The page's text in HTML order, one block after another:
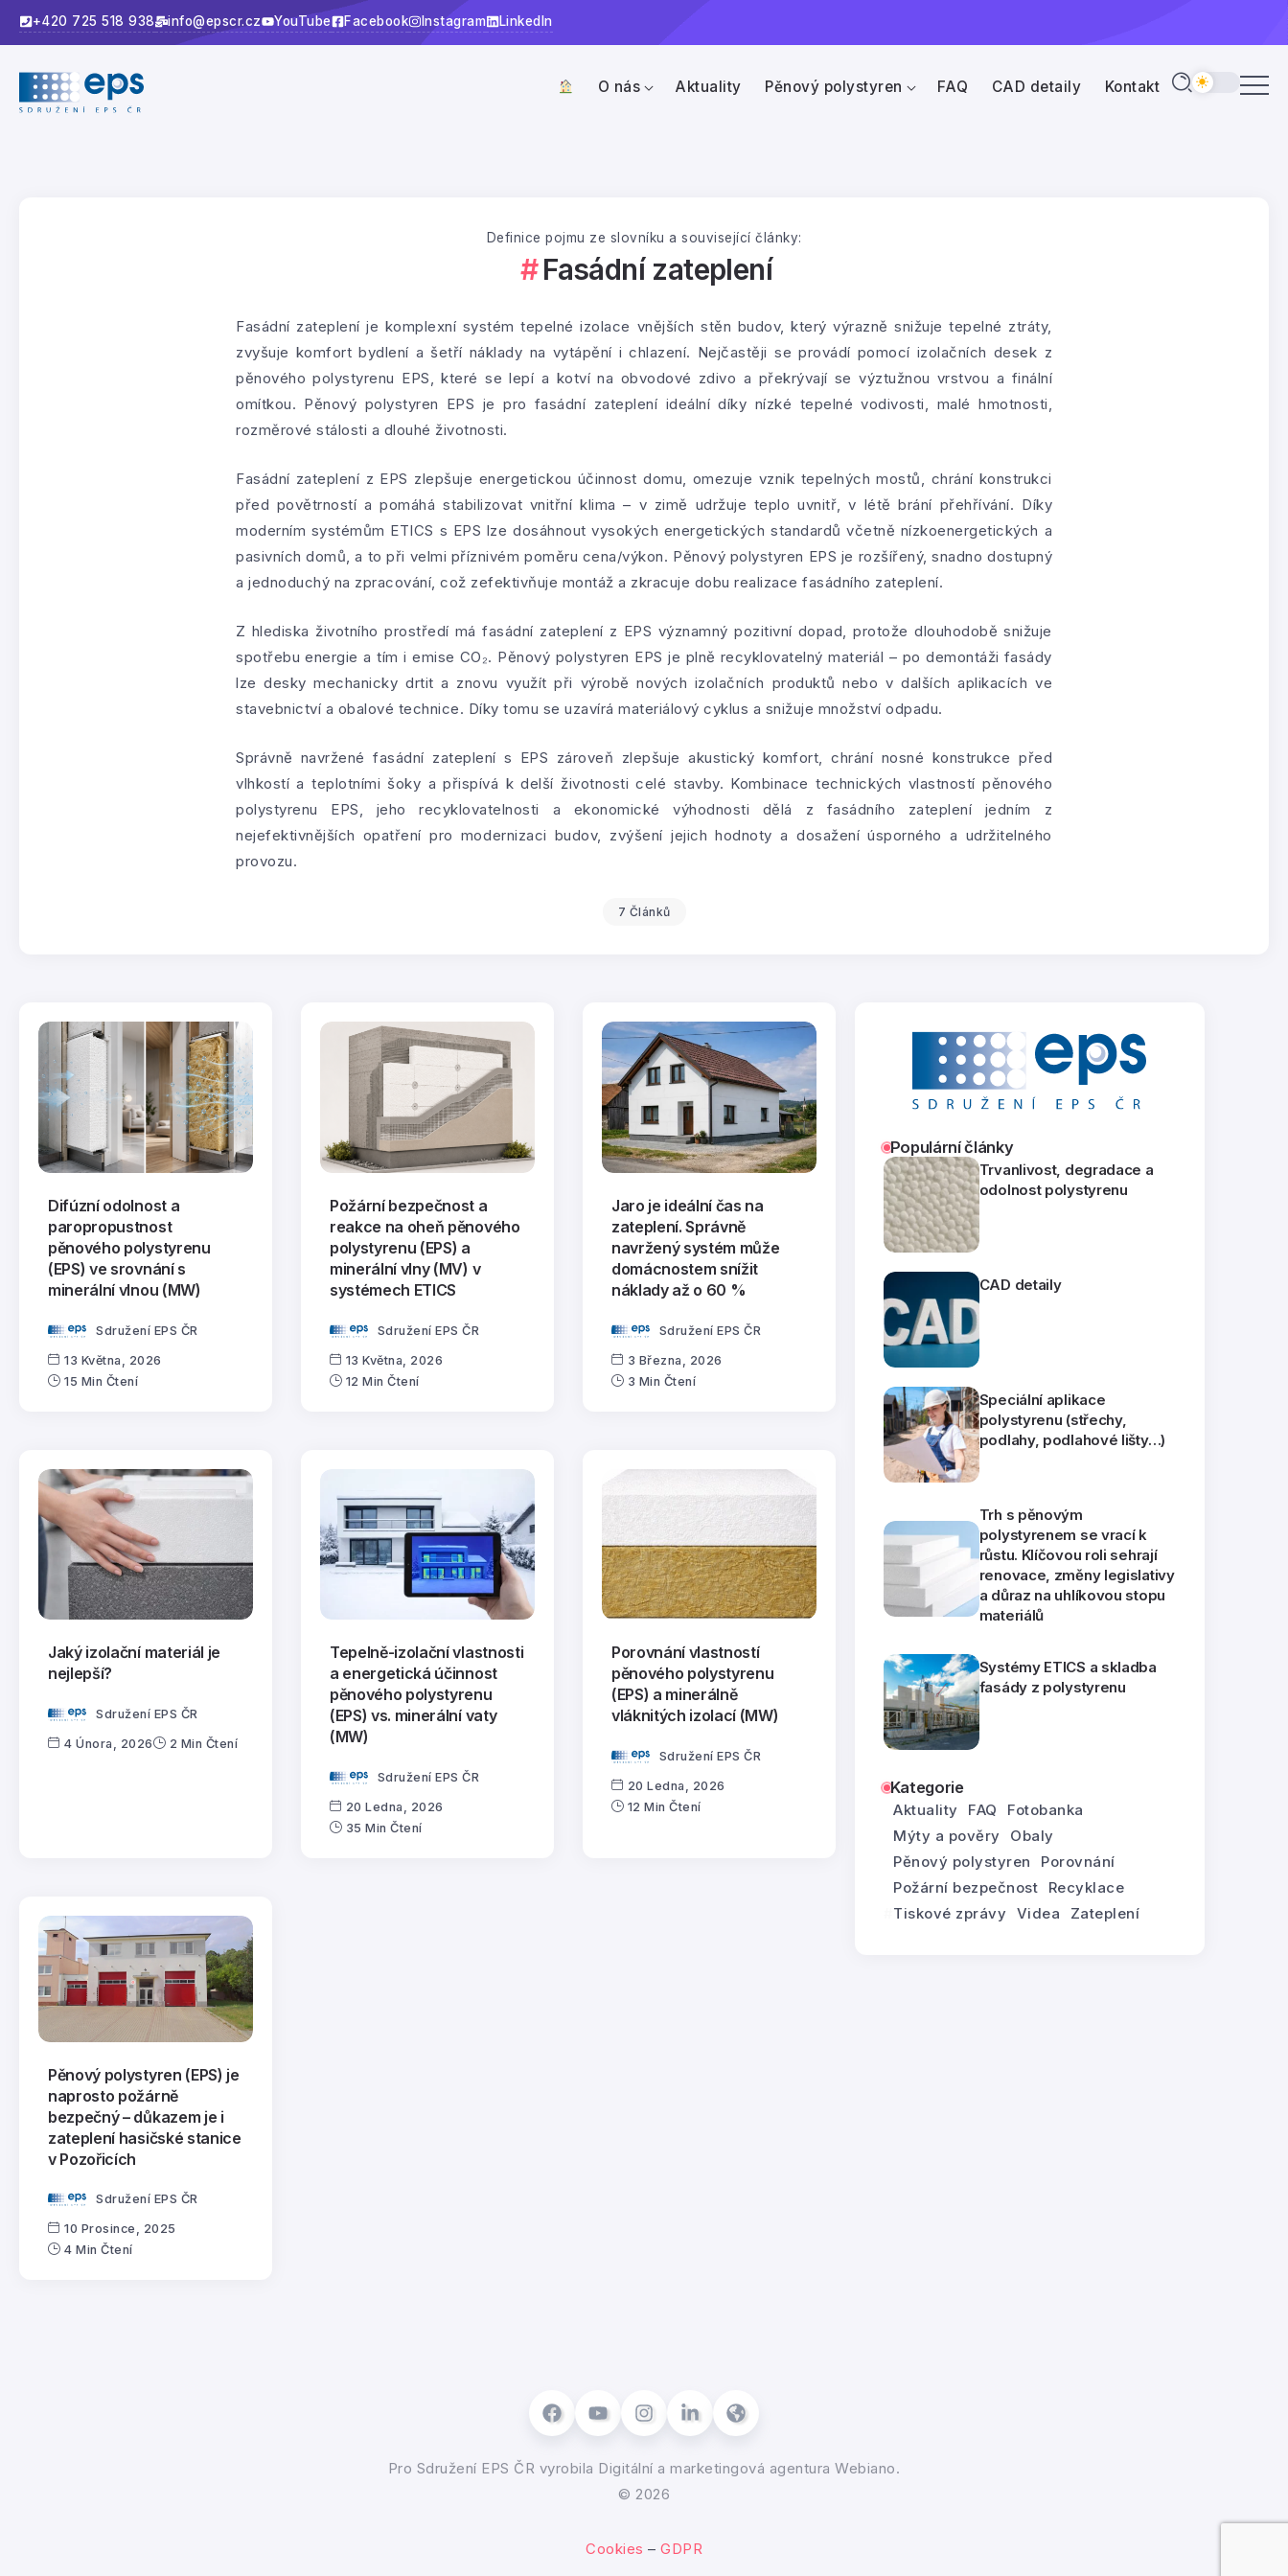
+420 725 518 938 info@epscr.cz YouTube Facebook Instagram LinkedIn
O nás Aktuality Pěnový polystyren FAQ CAD detaily Kontakt
Definice pojmu ze slovníku a související články:
Fasádní zateplení
Fasádní zateplení je komplexní systém tepelné izolace vnějších stěn budov, který výrazně snižuje tepelné ztráty,
zvyšuje komfort bydlení a šetří náklady na vytápění i chlazení. Nejčastěji se provádí pomocí izolačních desek z
pěnového polystyrenu EPS, které se lepí a kotví na obvodové zdivo a překrývají se výztužnou vrstvou a finální
omítkou. Pěnový polystyren EPS je pro fasádní zateplení ideální díky nízké tepelné vodivosti, malé hmotnosti,
rozměrové stálosti a dlouhé životnosti.
Fasádní zateplení z EPS zlepšuje energetickou účinnost domu, omezuje vznik tepelných mostů, chrání konstrukci
před povětrností a pomáhá stabilizovat vnitřní klima – v zimě udržuje teplo uvnitř, v létě brání přehřívání. Díky
moderním systémům ETICS s EPS lze dosáhnout vysokých energetických standardů včetně nízkoenergetických a
pasivních domů, a to při velmi příznivém poměru cena/výkon. Pěnový polystyren EPS je rozšířený, snadno dostupný
a jednoduchý na zpracování, což zefektivňuje montáž a zkracuje dobu realizace fasádního zateplení.
Z hlediska životního prostředí má fasádní zateplení z EPS významný pozitivní dopad, protože dlouhodobě snižuje
spotřebu energie a tím i emise CO₂. Pěnový polystyren EPS je plně recyklovatelný materiál – po demontáži fasády
lze desky mechanicky drtit a znovu využít při výrobě nových izolačních produktů nebo v dalších aplikacích ve
stavebnictví a obalové technice. Díky tomu se uzavírá materiálový cyklus a snižuje množství odpadu.
Správně navržené fasádní zateplení s EPS zároveň zlepšuje akustický komfort, chrání nosné konstrukce před
vlhkostí a teplotními šoky a přispívá k delší životnosti celé stavby. Kombinace technických vlastností pěnového
polystyrenu EPS, jeho recyklovatelnosti a ekonomické výhodnosti dělá z fasádního zateplení jedním z
nejefektivnějších opatření pro modernizaci budov, zvýšení jejich hodnoty a dosažení úsporného a udržitelného
provozu.
7 Článků
Difúzní odolnost a
paropropustnost
pěnového polystyrenu
(EPS) ve srovnání s
minerální vlnou (MW)
Sdružení EPS ČR
13 Května, 2026
15 Min Čtení
Požární bezpečnost a
reakce na oheň pěnového
polystyrenu (EPS) a
minerální vlny (MV) v
systémech ETICS
Sdružení EPS ČR
13 Května, 2026
12 Min Čtení
Jaro je ideální čas na
zateplení. Správně
navržený systém může
domácnostem snížit
náklady až o 60 %
Sdružení EPS ČR
3 Března, 2026
3 Min Čtení
Jaký izolační materiál je
nejlepší?
Sdružení EPS ČR
4 Února, 2026 2 Min Čtení
Tepelně-izolační vlastnosti
a energetická účinnost
pěnového polystyrenu
(EPS) vs. minerální vaty
(MW)
Sdružení EPS ČR
20 Ledna, 2026
35 Min Čtení
Porovnání vlastností
pěnového polystyrenu
(EPS) a minerálně
vláknitých izolací (MW)
Sdružení EPS ČR
20 Ledna, 2026
12 Min Čtení
Pěnový polystyren (EPS) je
naprosto požárně
bezpečný – důkazem je i
zateplení hasičské stanice
v Pozořicích
Sdružení EPS ČR
10 Prosince, 2025
4 Min Čtení
Populární články
Trvanlivost, degradace a
odolnost polystyrenu
CAD detaily
Speciální aplikace
polystyrenu (střechy,
podlahy, podlahové lišty…)
Trh s pěnovým
polystyrenem se vrací k
růstu. Klíčovou roli sehrají
renovace, změny legislativy
a důraz na uhlíkovou stopu
materiálů
Systémy ETICS a skladba
fasády z polystyrenu
Kategorie
Aktuality FAQ
Fotobanka
Mýty a pověry
Obaly
Pěnový polystyren
Porovnání
Požární bezpečnost
Recyklace
Tiskové zprávy
Videa Zateplení
Pro Sdružení EPS ČR vyrobila Digitální a marketingová agentura Webiano.
© 2026
Cookies – GDPR